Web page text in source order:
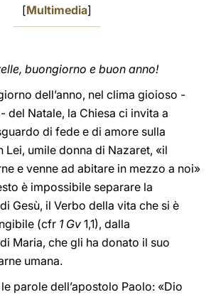
[Multimedia]
buongiorno e buon anno!
dell’anno, nel clima gioioso -
del Natale, la Chiesa ci invita a
di fede e di amore sulla
Lei, umile donna di Nazaret, «il
e venne ad abitare in mezzo a noi»
è impossibile separare la
Gesù, il Verbo della vita che si è
(cfr 1 Gv 1,1), dalla
Maria, che gli ha donato il suo
umana.
parole dell’apostolo Paolo: «Dio